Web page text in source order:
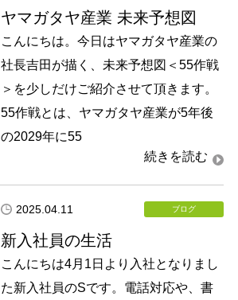
ヤマガタヤ産業 未来予想図
こんにちは。今日はヤマガタヤ産業の
社長吉田が描く、未来予想図＜55作戦
＞を少しだけご紹介させて頂きます。
55作戦とは、ヤマガタヤ産業が5年後
の2029年に55
2025.04.11 ブログ
新入社員の生活
こんにちは4月1日より入社となりまし
た新入社員のSです。電話対応や、書